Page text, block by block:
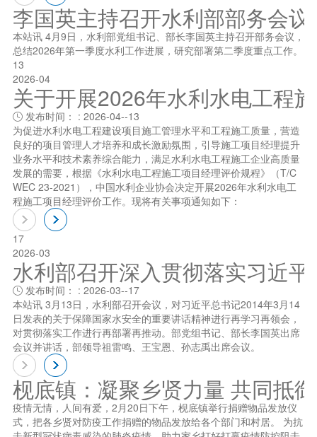
李国英主持召开水利部部务会议
本站讯 4月9日，水利部党组书记、部长李国英主持召开部务会议，
总结2026年第一季度水利工作进展，研究部署第二季度重点工作。
13
2026-04
关于开展2026年水利水电工程
发布时间： : 2026-04--13
为促进水利水电工程建设项目施工管理水平和工程施工质量，营造
良好的项目管理人才培养和成长激励氛围，引导施工项目经理提升
业务水平和技术素养综合能力，满足水利水电工程施工企业高质量
发展的需要，根据《水利水电工程施工项目经理评价规程》（T/C
WEC 23-2021），中国水利企业协会决定开展2026年水利水电工
程施工项目经理评价工作。现将有关事项通知如下：
17
2026-03
水利部召开深入贯彻落实习近
发布时间： : 2026-03--17
本站讯 3月13日，水利部召开会议，对习近平总书记2014年3月14
日发表的关于保障国家水安全的重要讲话精神进行再学习再领会，
对贯彻落实工作进行再部署再推动。部党组书记、部长李国英出席
会议并讲话，部领导祖雷鸣、王宝恩、孙志禹出席会议。
枧底镇：凝聚乡贤力量 共同抵
疫情无情，人间有爱，2月20日下午，枧底镇举行捐赠物品发放仪
式，把各乡贤对防疫工作捐赠的物品发放给各个部门和村居。 为抗